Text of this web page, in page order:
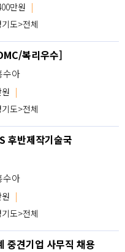
만원 |
도>전체
복리우수]
수아
|
도>전체
후반제작기술국
수아
|
도>전체
중견기업 사무직 채용